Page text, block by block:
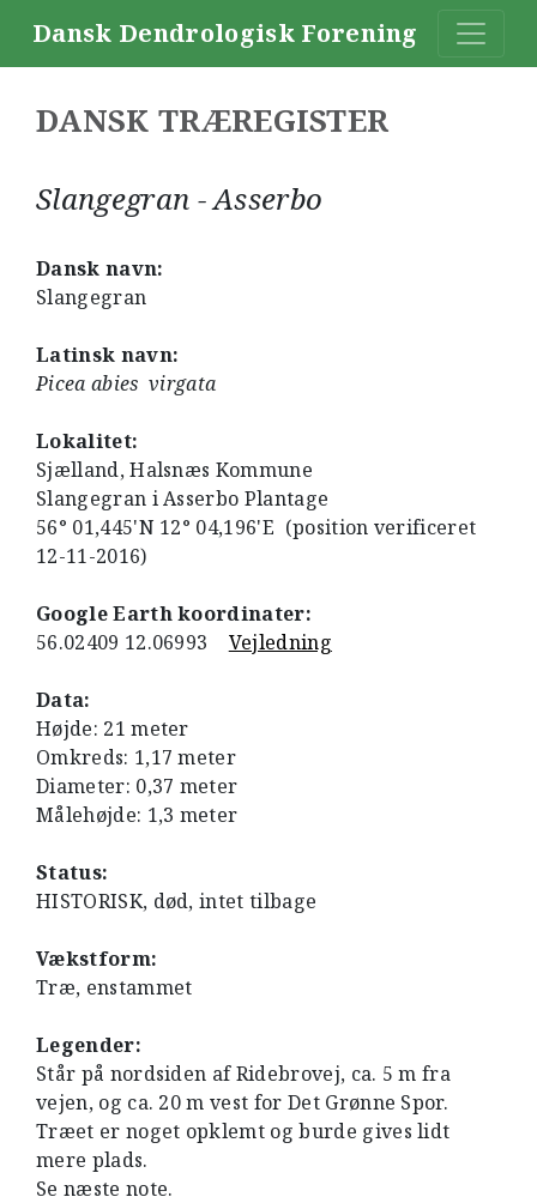
Dansk Dendrologisk Forening
DANSK TRÆREGISTER
Slangegran - Asserbo
Dansk navn:
Slangegran
Latinsk navn:
Picea abies virgata
Lokalitet:
Sjælland, Halsnæs Kommune
Slangegran i Asserbo Plantage
56° 01,445'N 12° 04,196'E (position verificeret
12-11-2016)
Google Earth koordinater:
56.02409 12.06993 Vejledning
Data:
Højde: 21 meter
Omkreds: 1,17 meter
Diameter: 0,37 meter
Målehøjde: 1,3 meter
Status:
HISTORISK, død, intet tilbage
Vækstform:
Træ, enstammet
Legender:
Står på nordsiden af Ridebrovej, ca. 5 m fra
vejen, og ca. 20 m vest for Det Grønne Spor.
Træet er noget opklemt og burde gives lidt
mere plads.
Se næste note.